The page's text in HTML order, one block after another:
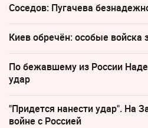
Соседов: Пугачева
Киев обречён: особые войска
По бежавшему из России
удар
"Придется нанести удар". На
войне с Россией